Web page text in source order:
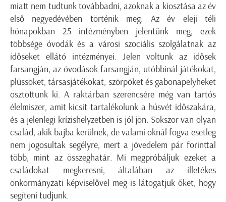
miatt nem tudtunk továbbadni, azoknak a kiosztása az év
első negyedévében történik meg. Az év eleji téli
hónapokban 25 intézményben jelentünk meg, ezek
többsége óvodák és a városi szociális szolgálatnak az
időseket ellátó intézményei. Jelen voltunk az idősek
farsangján, az óvodások farsangján, utóbbinál játékokat,
plüssöket, társasjátékokat, szörpöket és gabonapely­heket
osztottunk ki. A raktárban szerencsére még van tartós
élelmiszer, amit kicsit tartalékolunk a húsvét időszakára,
és a jelenlegi krízishelyzetben is jól jön. Sokszor van olyan
család, akik bajba kerülnek, de valami oknál fogva esetleg
nem jogosultak segélyre, mert a jövedelem pár forinttal
több, mint az összeghatár. Mi megpróbáljuk ezeket a
családokat megkeresni, általában az illetékes
önkormányzati képviselővel meg is látogatjuk őket, hogy
segíteni tudjunk.